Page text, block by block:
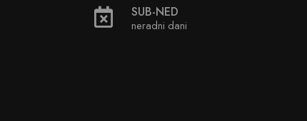
SUB-NED
neradni dani